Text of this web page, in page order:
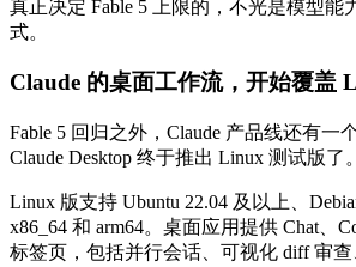
真正决定 Fable 5 上限的，不光是模型能
式。
Claude 的桌面工作流，开始覆盖
Fable 5 回归之外，Claude 产品线还有一
Claude Desktop 终于推出 Linux 测试版了。
Linux 版支持 Ubuntu 22.04 及以上、
x86_64 和 arm64。桌面应用提供 Chat、
标签页，包括并行会话、可视化 diff 审